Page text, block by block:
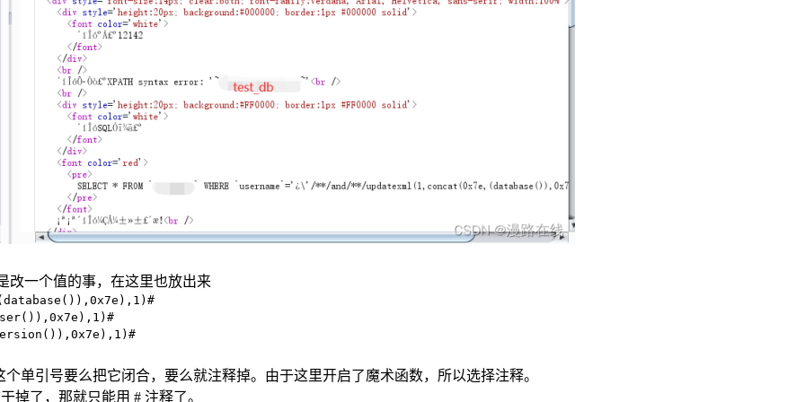
改一个值的事，在这里也放出来
单引号要么把它闭合，要么就注释掉。由于这里开启了魔术函数，所以选择注释。
掉了，那就只能用 # 注释了。